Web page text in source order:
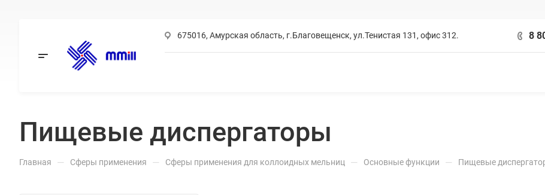
675016, Амурская область, г.Благовещенск, ул.Тенистая 131, офис 312. 8
Пищевые диспергаторы
Главная — Сферы применения — Сферы применения для коллоидных мельниц — Основные функции — Пищевые
Telegram